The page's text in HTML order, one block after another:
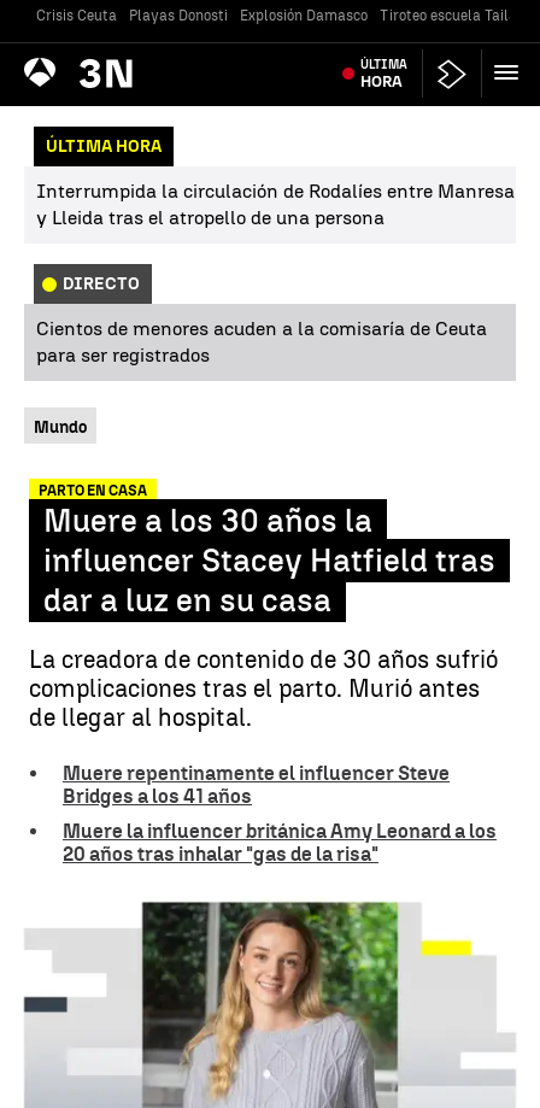
Crisis Ceuta Playas Donosti Explosión Damasco Tiroteo escuela
Antena
3 Noticias ÚLTIMA
HORA
ÚLTIMA HORA
Interrumpida la circulación de Rodalíes entre Manresa
y Lleida tras el atropello de una persona
DIRECTO
Cientos de menores acuden a la comisaría de Ceuta
para ser registrados
Mundo
PARTO EN CASA
Muere a los 30 años la
influencer Stacey Hatfield tras
dar a luz en su casa
La creadora de contenido de 30 años sufrió
complicaciones tras el parto. Murió antes
de llegar al hospital.
Muere repentinamente el influencer Steve
Bridges a los 41 años
Muere la influencer británica Amy Leonard a los
20 años tras inhalar "gas de la risa"